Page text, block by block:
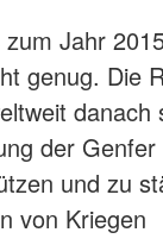
Jahr
genug. Die
danach
der Genfer
und zu
von Kriegen